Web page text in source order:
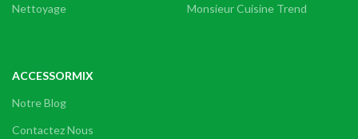
Nettoyage
Monsieur Cuisine Trend
ACCESSORMIX
Notre Blog
Contactez Nous